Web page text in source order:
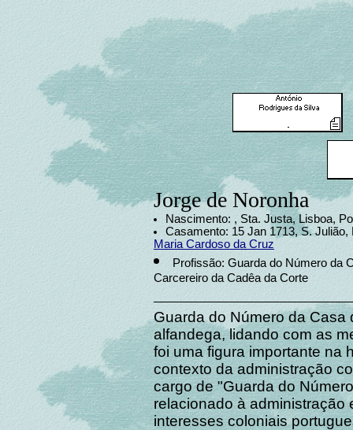
Jorge de Noronha
Nascimento: , Sta. Justa, Lisboa,
Casamento: 15 Jan 1713, S.
Maria Cardoso da Cruz
Profissão: Guarda do Número da
Carcereiro da Cadêa da Corte
Guarda do Número da Casa
alfandega, lidando com as
foi uma figura importante na
contexto da administração
cargo de "Guarda do
relacionado à administração
interesses coloniais